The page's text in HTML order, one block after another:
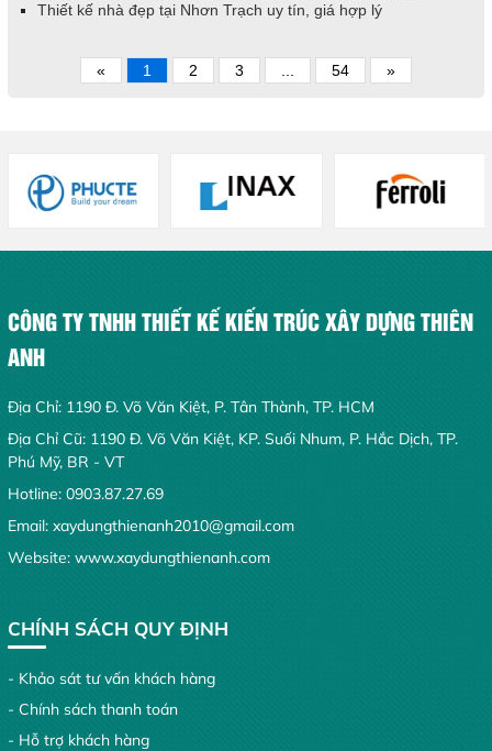
Thiết kế nhà đẹp tại Nhơn Trạch uy tín, giá hợp lý
« 1 2 3 54 »
CÔNG TY TNHH THIẾT KẾ KIẾN TRÚC XÂY DỰNG THIÊN
ANH
Địa Chỉ: 1190 Đ. Võ Văn Kiệt, P. Tân Thành, TP. HCM
Địa Chỉ Cũ: 1190 Đ. Võ Văn Kiệt, KP. Suối Nhum, P. Hắc Dịch, TP.
Phú Mỹ, BR - VT
Hotline: 0903.87.27.69
Email: xaydungthienanh2010@gmail.com
Website: www.xaydungthienanh.com
CHÍNH SÁCH QUY ĐỊNH
- Khảo sát tư vấn khách hàng
- Chính sách thanh toán
- Hỗ trợ khách hàng